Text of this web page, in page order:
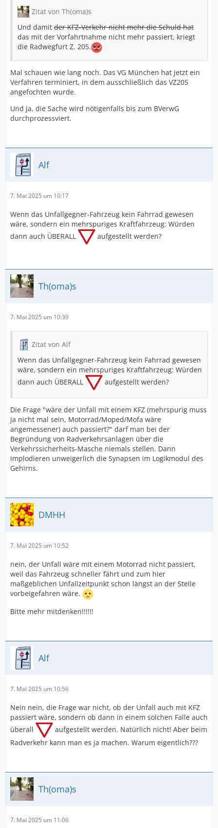
Zitat von Th(oma)s
Und damit der KFZ-Verkehr nicht mehr die Schuld hat
das mit der Vorfahrtnahme nicht mehr passiert, kriegt
die Radwegfurt Z. 205.
Mal schauen wie lang noch. Das VG München hat jetzt ein
Verfahren terminiert, in dem ausschließlich das VZ205
angefochten wurde.
Und ja, die Sache wird nötigenfalls bis zum BVerwG
durchprozessviert.
Alf
7. Mai 2025 um 10:17
Wenn das Unfallgegner-Fahrzeug kein Fahrrad gewesen
wäre, sondern ein mehrspuriges Kraftfahrzeug: Würden
dann auch ÜBERALL
aufgestellt werden?
Th(oma)s
7. Mai 2025 um 10:39
Zitat von Alf
Wenn das Unfallgegner-Fahrzeug kein Fahrrad gewesen
wäre, sondern ein mehrspuriges Kraftfahrzeug: Würden
dann auch ÜBERALL
aufgestellt werden?
Die Frage "wäre der Unfall mit einem KFZ (mehrspurig muss
ja nicht mal sein, Motorrad/Moped/Mofa wäre
angemessener) auch passiert?" darf man bei der
Begründung von Radverkehrsanlagen über die
Verkehrssicherheits-Masche niemals stellen. Dann
implodieren unweigerlich die Synapsen im Logikmodul des
Gehirns.
DMHH
7. Mai 2025 um 10:52
nein, der Unfall wäre mit einem Motorrad nicht passiert,
weil das Fahrzeug schneller fährt und zum hier
maßgeblichen Unfallzeitpunkt schon längst an der Stelle
vorbeigefahren wäre.
Bitte mehr mitdenken!!!!!!
Alf
7. Mai 2025 um 10:56
Nein nein, die Frage war nicht, ob der Unfall auch mit KFZ
passiert wäre, sondern ob dann in einem solchen Falle auch
überall
aufgestellt werden. Natürlich nicht! Aber beim
Radverkehr kann man es ja machen. Warum eigentlich???
Th(oma)s
7. Mai 2025 um 11:06